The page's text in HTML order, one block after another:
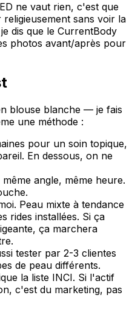
ne vaut rien, c'est que
sans voir la
dis que le CurrentBody
photos avant/après pour
blouse blanche — je fais
une méthode :
pour un soin topique,
En dessous, on ne
angle, même heure.
Peau mixte à tendance
rides installées. Si ça
ça marchera
tester par 2-3 clientes
de peau différents.
la liste INCI. Si l'actif
c'est du marketing, pas